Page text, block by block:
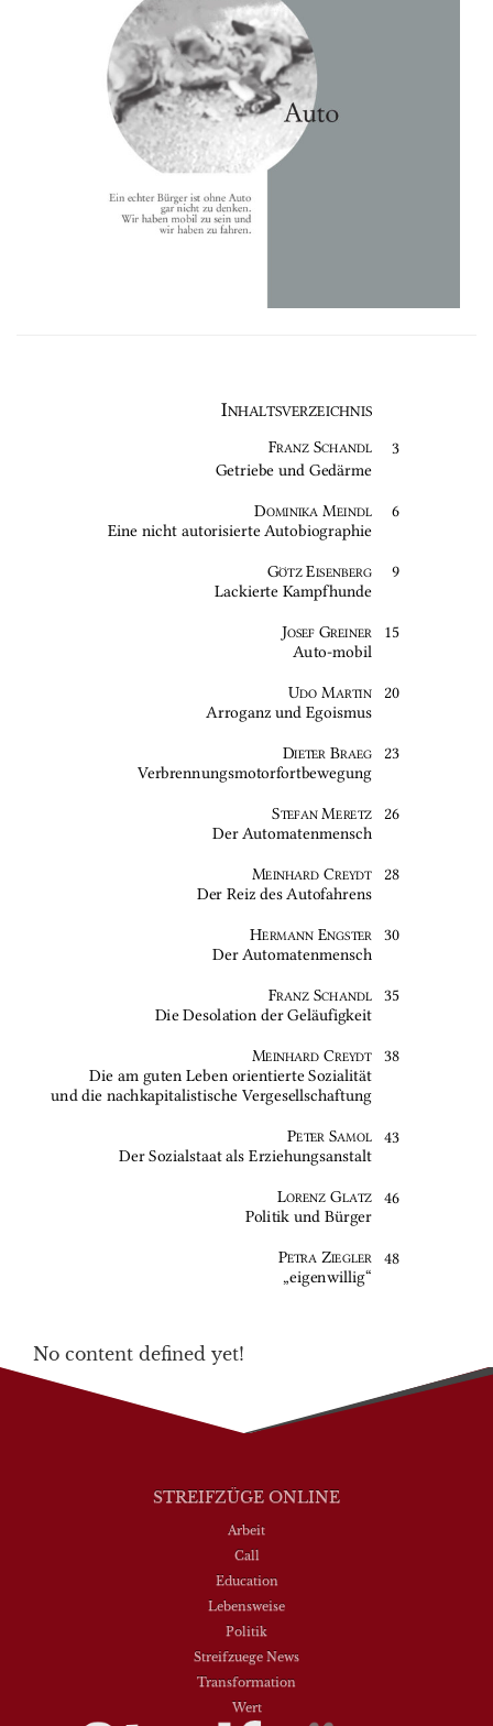
No content defined yet!
STREIFZÜGE ONLINE
Arbeit
Call
Education
Lebensweise
Politik
Streifzuege News
Transformation
Wert